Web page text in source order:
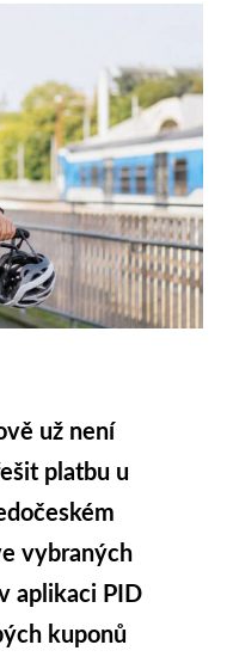
už není
platbu u
vybraných
aplikaci PID
kuponů